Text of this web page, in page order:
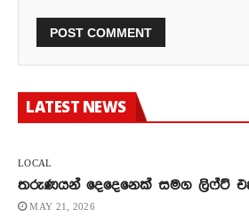
LATEST NEWS
LOCAL
තරුණයන් දෙදෙනෙක් සමග ලිෆ්ට්
MAY 21, 2026